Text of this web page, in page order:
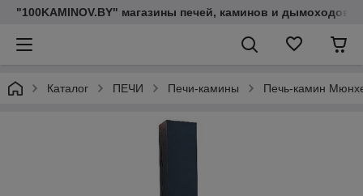
"100KAMINOV.BY" магазины печей, каминов и дымоходов
Каталог ПЕЧИ Печи-камины Печь-камин